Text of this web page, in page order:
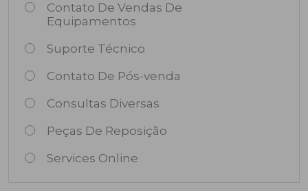
Contato De Vendas De
Equipamentos
Suporte Técnico
Contato De Pós-venda
Consultas Diversas
Peças De Reposição
Services Online